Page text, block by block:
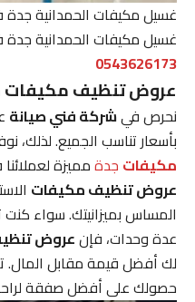
غسيل مكيفات الحمدانية جدة فنى
غسيل مكيفات الحمدانية
0543626173
عروض تنظيف مكيفات
نحرص فيشركة فني صيانة
بأسعار تناسب الجميع. لذلك،
مكيفات جدةمميزة
عروض تنظيف مكيفات
المساس بميزانيتك. سواء
عدة وحدات، فإنعروض
لك أفضل قيمة مقابل المال.
حصولك على أفضل صفقة